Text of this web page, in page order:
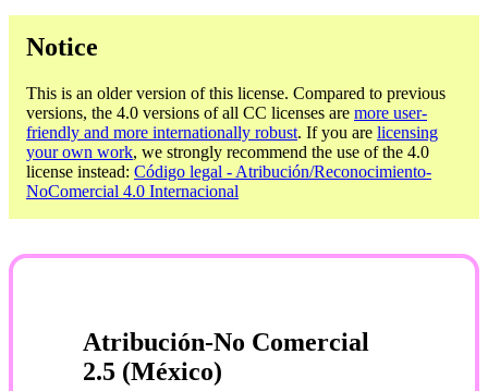
Notice
This is an older version of this license. Compared to previous
versions, the 4.0 versions of all CC licenses are more user-
friendly and more internationally robust. If you are licensing
your own work, we strongly recommend the use of the 4.0
license instead: Código legal - Atribución/Reconocimiento-
NoComercial 4.0 Internacional
Atribución-No Comercial
2.5 (México)